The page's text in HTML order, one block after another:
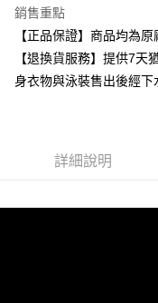
每筆NT$80，滿NT$599(
7-11取貨付款
每筆NT$80，滿NT$599(
銷售重點
【正品保證】商品均為
【退換貨服務】提供7天
身衣物與泳裝售出後經下
詳細說明